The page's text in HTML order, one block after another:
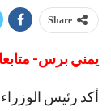
Share
يمني برس-
أكد رئيس